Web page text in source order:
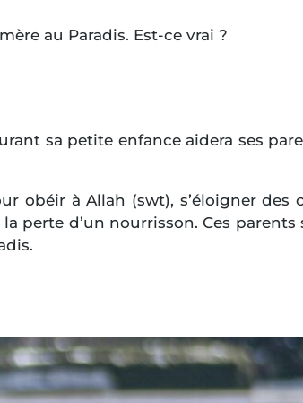
au Paradis. Est-ce vrai ?
sa petite enfance aidera ses
obéir à Allah (swt), s’éloigner des
perte d’un nourrisson. Ces parents